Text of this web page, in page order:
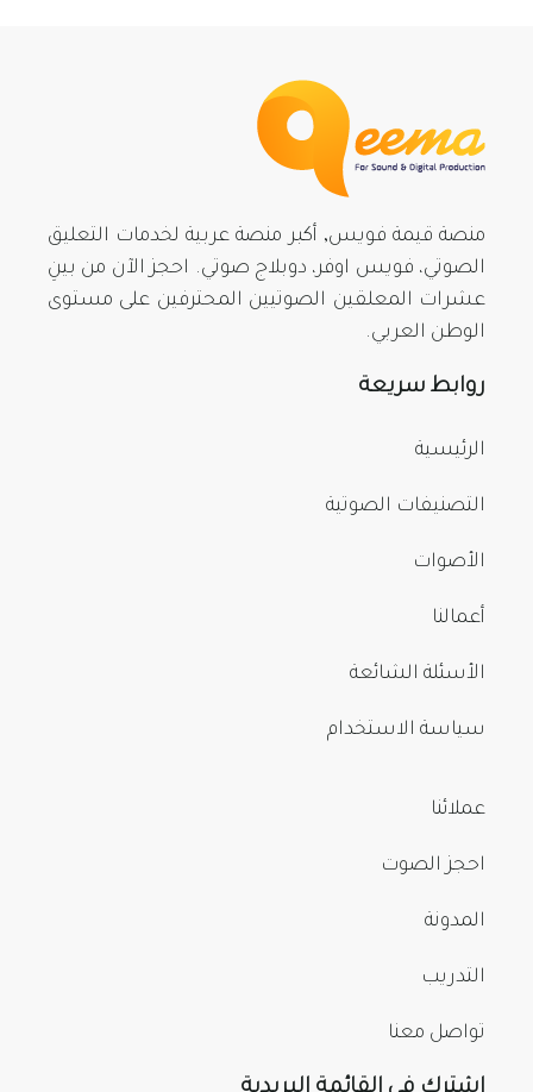
منصة قيمة فويس, أكبر منصة عربية لخدمات التعليق
الصوتي، فويس اوفر، دوبلاج صوتي. احجز الآن من بينِ
عشرات المعلقين الصوتيين المحترفين على مستوى
الوطن العربي.
روابط سريعة
الرئيسية
التصنيفات الصوتية
الأصوات
أعمالنا
الأسئلة الشائعة
سياسة الاستخدام
عملائنا
احجز الصوت
المدونة
التدريب
تواصل معنا